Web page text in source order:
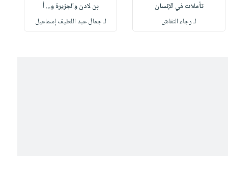
تأملات في الإنسان
لـ رجاء النقاش
بن لادن والجزيرة و... أ
لـ جمال عبد اللطيف إسماعيل